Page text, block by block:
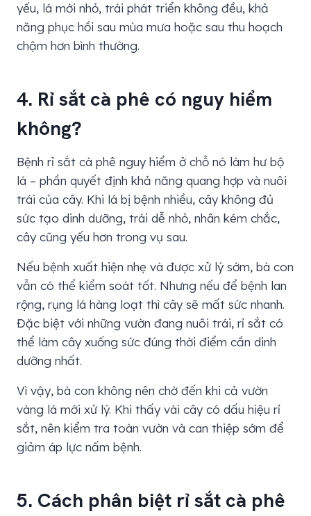
yếu, lá mới nhỏ, trái phát triển không đều, khả
năng phục hồi sau mùa mưa hoặc sau thu hoạch
chậm hơn bình thường.
4. Rỉ sắt cà phê có nguy hiểm
không?
Bệnh rỉ sắt cà phê nguy hiểm ở chỗ nó làm hư bộ
lá – phần quyết định khả năng quang hợp và nuôi
trái của cây. Khi lá bị bệnh nhiều, cây không đủ
sức tạo dinh dưỡng, trái dễ nhỏ, nhân kém chắc,
cây cũng yếu hơn trong vụ sau.
Nếu bệnh xuất hiện nhẹ và được xử lý sớm, bà con
vẫn có thể kiểm soát tốt. Nhưng nếu để bệnh lan
rộng, rụng lá hàng loạt thì cây sẽ mất sức nhanh.
Đặc biệt với những vườn đang nuôi trái, rỉ sắt có
thể làm cây xuống sức đúng thời điểm cần dinh
dưỡng nhất.
Vì vậy, bà con không nên chờ đến khi cả vườn
vàng lá mới xử lý. Khi thấy vài cây có dấu hiệu rỉ
sắt, nên kiểm tra toàn vườn và can thiệp sớm để
giảm áp lực nấm bệnh.
5. Cách phân biệt rỉ sắt cà phê